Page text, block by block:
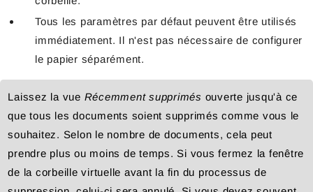
Tous les paramètres par défaut peuvent être utilisés
immédiatement. Il n'est pas nécessaire de configurer
le papier séparément.
Laissez la vue Récemment supprimés ouverte jusqu'à ce
que tous les documents soient supprimés comme vous le
souhaitez. Selon le nombre de documents, cela peut
prendre plus ou moins de temps. Si vous fermez la fenêtre
de la corbeille virtuelle avant la fin du processus de